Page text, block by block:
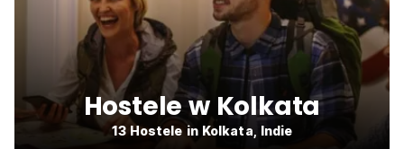
Hostele w Kolkata
13 Hostele in Kolkata, Indie